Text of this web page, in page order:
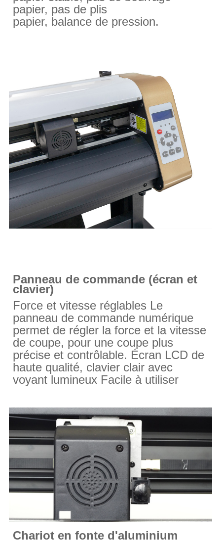
papier, pas de plis
papier, balance de pression.
Panneau de commande (écran et
clavier)
Force et vitesse réglables Le
panneau de commande numérique
permet de régler la force et la vitesse
de coupe, pour une coupe plus
précise et contrôlable. Écran LCD de
haute qualité, clavier clair avec
voyant lumineux Facile à utiliser
Chariot en fonte d'aluminium